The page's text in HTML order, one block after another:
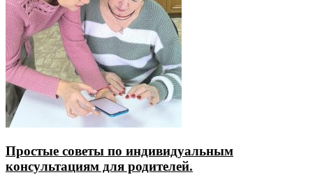
Простые советы по индивидуальным
консультациям для родителей.